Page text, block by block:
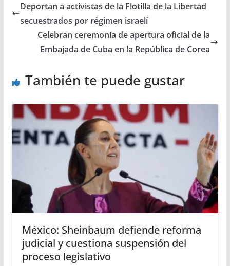
Deportan a activistas de la Flotilla de la Libertad
secuestrados por régimen israelí
Celebran ceremonia de apertura oficial de la
Embajada de Cuba en la República de Corea
También te puede gustar
México: Sheinbaum defiende reforma
judicial y cuestiona suspensión del
proceso legislativo